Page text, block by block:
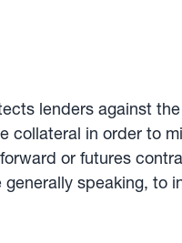
lenders against
in order to
or futures
speaking, to